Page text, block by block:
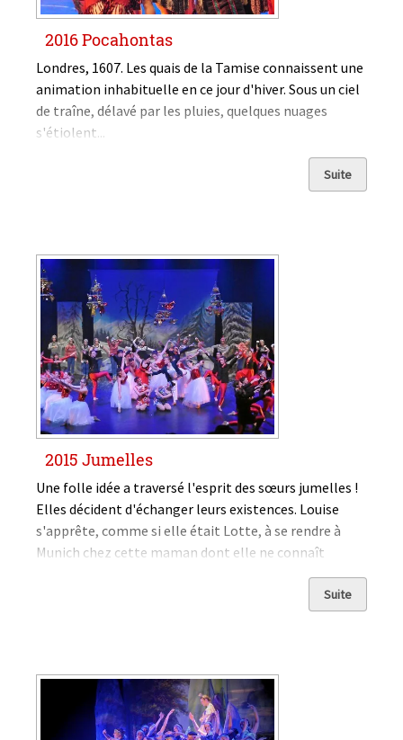
2016 Pocahontas
Londres, 1607. Les quais de la Tamise connaissent une
animation inhabituelle en ce jour d'hiver. Sous un ciel
de traîne, délavé par les pluies, quelques nuages
s'étiolent...
Suite
2015 Jumelles
Une folle idée a traversé l'esprit des sœurs jumelles !
Elles décident d'échanger leurs existences. Louise
s'apprête, comme si elle était Lotte, à se rendre à
Munich chez cette maman dont elle ne connaît
qu'une photographie et Lotte, à la place de Louise, ira
Suite